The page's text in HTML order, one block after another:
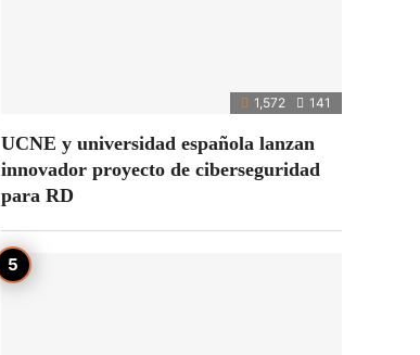
1,572 141
UCNE y universidad española lanzan
innovador proyecto de ciberseguridad
para RD